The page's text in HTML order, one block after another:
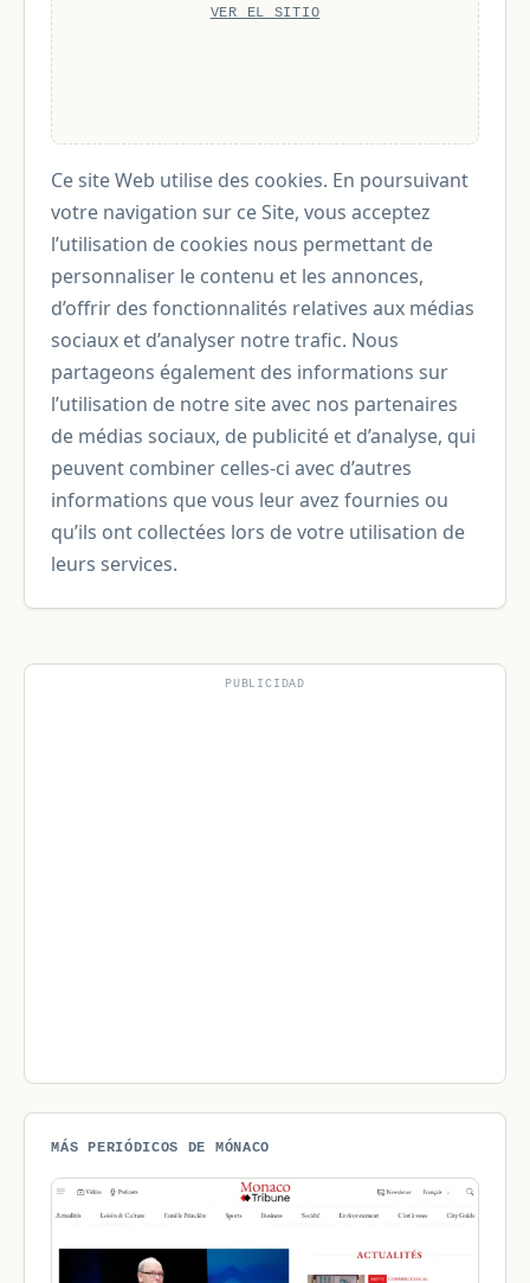
VER EL SITIO
Ce site Web utilise des cookies. En poursuivant
votre navigation sur ce Site, vous acceptez
l’utilisation de cookies nous permettant de
personnaliser le contenu et les annonces,
d’offrir des fonctionnalités relatives aux médias
sociaux et d’analyser notre trafic. Nous
partageons également des informations sur
l’utilisation de notre site avec nos partenaires
de médias sociaux, de publicité et d’analyse, qui
peuvent combiner celles-ci avec d’autres
informations que vous leur avez fournies ou
qu’ils ont collectées lors de votre utilisation de
leurs services.
PUBLICIDAD
MÁS PERIÓDICOS DE MÓNACO